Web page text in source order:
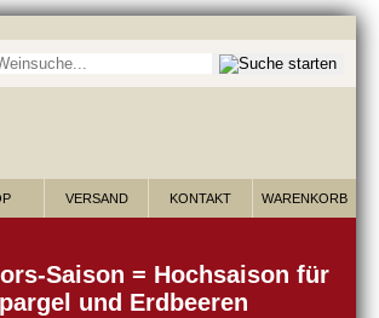
nach Wein:
VERSAND KONTAKT WARENKORB
Saison = Hochsaison für
und Erdbeeren